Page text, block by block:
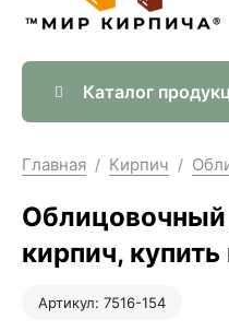
Каталог
Главная / Кирпич /
кирпич,
Артикул: 7516-154